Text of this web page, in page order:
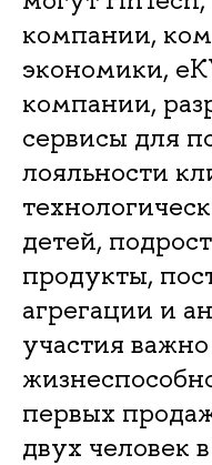
компании,
экономики,
компании,
сервисы для
лояльности
детей,
продукты,
агрегации и
участия
первых
двух человек